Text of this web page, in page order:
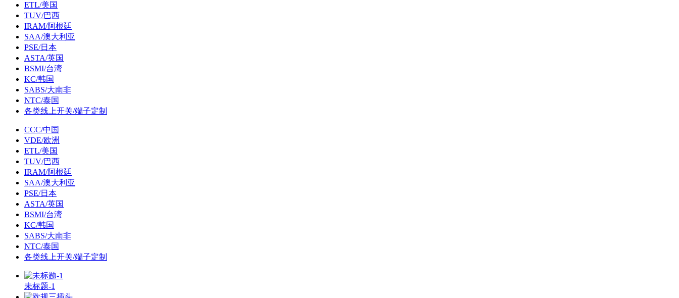
ETL/美国
TUV/巴西
IRAM/阿根廷
SAA/澳大利亚
PSE/日本
ASTA/英国
BSMI/台湾
KC/韩国
SABS/大南非
NTC/泰国
各类线上开关/端子定制
CCC/中国
VDE/欧洲
ETL/美国
TUV/巴西
IRAM/阿根廷
SAA/澳大利亚
PSE/日本
ASTA/英国
BSMI/台湾
KC/韩国
SABS/大南非
NTC/泰国
各类线上开关/端子定制
未标题-1